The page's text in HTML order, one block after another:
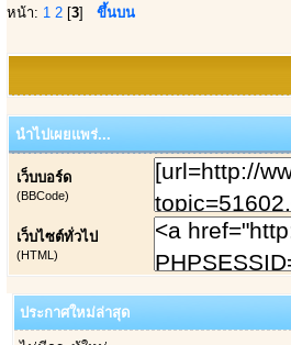
หน้า: 1 2 [3] ขึ้นบน
นำไปเผยแพร่...
เว็บบอร์ด
(BBCode)
เว็บไซต์ทั่วไป
(HTML)
ประกาศใหม่ล่าสุด